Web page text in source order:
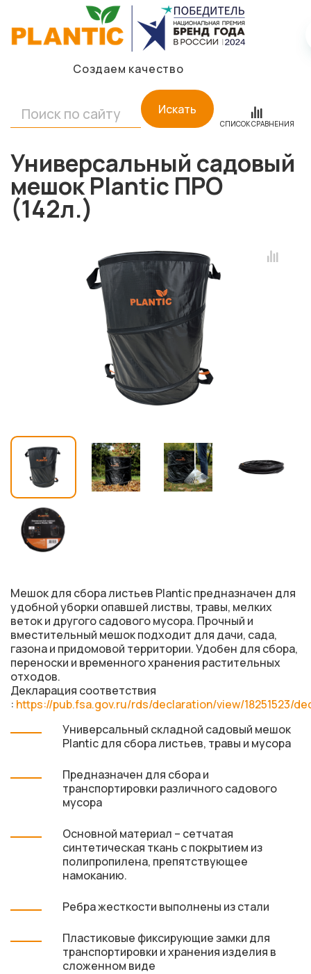
Создаем качество
Искать
СПИСОК СРАВНЕНИЯ
Универсальный садовый
мешок Plantic ПРО
(142л.)
Мешок для сбора листьев Plantic предназначен для
удобной уборки опавшей листвы, травы, мелких
веток и другого садового мусора. Прочный и
вместительный мешок подходит для дачи, сада,
газона и придомовой территории. Удобен для сбора,
переноски и временного хранения растительных
отходов.
Декларация соответствия
: https://pub.fsa.gov.ru/rds/declaration/view/18251523/
Универсальный складной садовый мешок
Plantic для сбора листьев, травы и мусора
Предназначен для сбора и
транспортировки различного садового
мусора
Основной материал – сетчатая
синтетическая ткань с покрытием из
полипропилена, препятствующее
намоканию.
Ребра жесткости выполнены из стали
Пластиковые фиксирующие замки для
транспортировки и хранения изделия в
сложенном виде